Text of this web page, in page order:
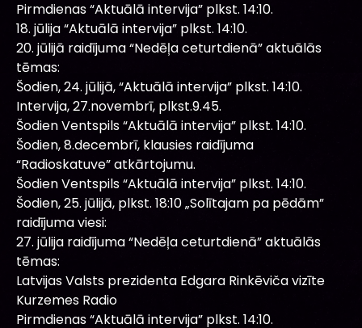
Pirmdienas “Aktuālā intervija” plkst. 14:10.
18. jūlija “Aktuālā intervija” plkst. 14:10.
20. jūlijā raidījuma “Nedēļa ceturtdienā” aktuālās
tēmas:
Šodien, 24. jūlijā, “Aktuālā intervija” plkst. 14:10.
Intervija, 27.novembrī, plkst.9.45.
Šodien Ventspils “Aktuālā intervija” plkst. 14:10.
Šodien, 8.decembrī, klausies raidījuma
“Radioskatuve” atkārtojumu.
Šodien Ventspils “Aktuālā intervija” plkst. 14:10.
Šodien, 25. jūlijā, plkst. 18:10 „Solītajam pa pēdām”
raidījuma viesi:
27. jūlija raidījuma “Nedēļa ceturtdienā” aktuālās
tēmas:
Latvijas Valsts prezidenta Edgara Rinkēviča vizīte
Kurzemes Radio
Pirmdienas “Aktuālā intervija” plkst. 14:10.